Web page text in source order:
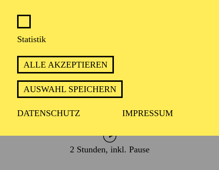
Statistik
ALLE AKZEPTIEREN
AUSWAHL SPEICHERN
DATENSCHUTZ IMPRESSUM
TERMIN
Freitag 9. Oktober 2026
2 Stunden, inkl. Pause